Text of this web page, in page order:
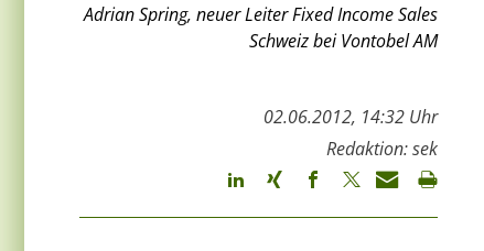
Adrian Spring, neuer Leiter Fixed Income Sales
Schweiz bei Vontobel AM
02.06.2012, 14:32 Uhr
Redaktion: sek